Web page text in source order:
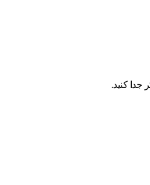
جدا کنید.